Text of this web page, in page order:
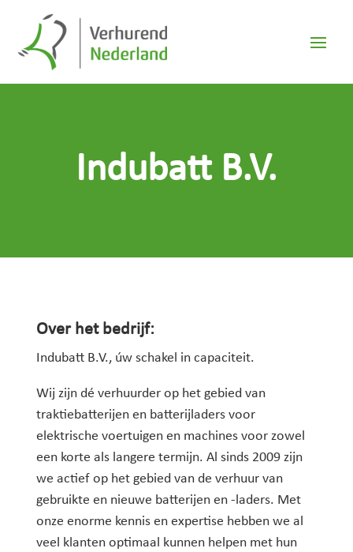
Indubatt B.V.
Over het bedrijf:
Indubatt B.V., úw schakel in capaciteit.
Wij zijn dé verhuurder op het gebied van
traktiebatterijen en batterijladers voor
elektrische voertuigen en machines voor zowel
een korte als langere termijn. Al sinds 2009 zijn
we actief op het gebied van de verhuur van
gebruikte en nieuwe batterijen en -laders. Met
onze enorme kennis en expertise hebben we al
veel klanten optimaal kunnen helpen met hun